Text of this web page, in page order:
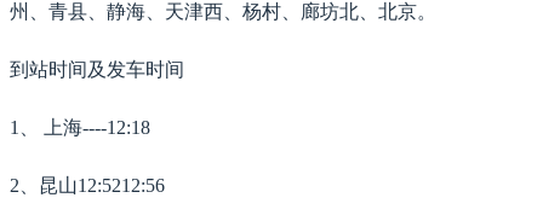
州、青县、静海、天津西、杨村、廊坊北、北京。
到站时间及发车时间
1、 上海----12:18
2、昆山12:5212:56